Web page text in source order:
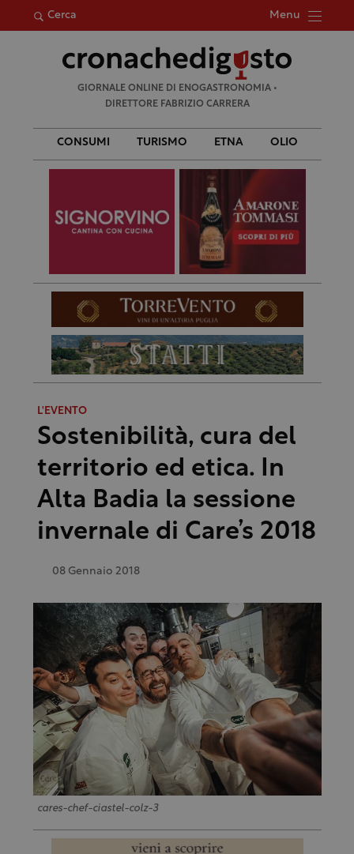
Cerca Menu
per:
GIORNALE ONLINE DI ENOGASTRONOMIA •
DIRETTORE FABRIZIO CARRERA
CONSUMI TURISMO ETNA OLIO
L'EVENTO
Sostenibilità, cura del
territorio ed etica. In
Alta Badia la sessione
invernale di Care’s 2018
08 Gennaio 2018
cares-chef-ciastel-colz-3